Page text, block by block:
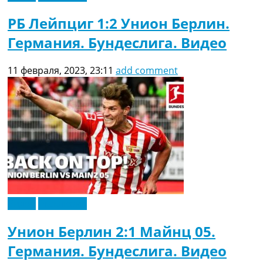
РБ Лейпциг 1:2 Унион Берлин.
Германия. Бундеслига. Видео
11 февраля, 2023, 23:11 add comment
Унион Берлин 2:1 Майнц 05.
Германия. Бундеслига. Видео